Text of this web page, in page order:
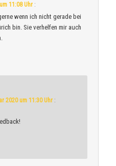
11:08 Uhr :
wenn ich nicht gerade bei
bin. Sie verhelfen mir auch
2020 um 11:30 Uhr :